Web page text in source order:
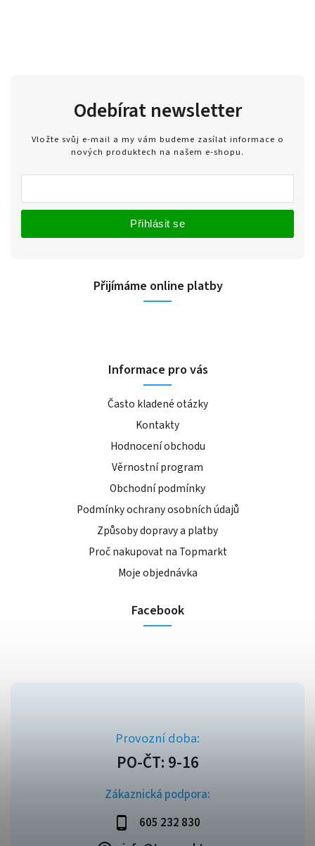
Zákaznická podpora:
605 232 830
Odebírat newsletter
Vložte svůj e-mail a my vám budeme zasílat informace o
nových produktech na našem e-shopu.
Přihlásit se
Přijímáme online platby
Informace pro vás
Často kladené otázky
Kontakty
Hodnocení obchodu
Věrnostní program
Obchodní podmínky
Podmínky ochrany osobních údajů
Způsoby dopravy a platby
Proč nakupovat na Topmarkt
Moje objednávka
Facebook